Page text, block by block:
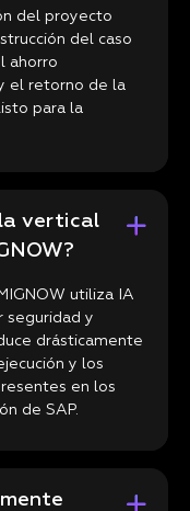
del proyecto
del caso
ahorro
el retorno de la
para la
vertical
utiliza IA
seguridad y
drásticamente
y los
en los
de SAP.